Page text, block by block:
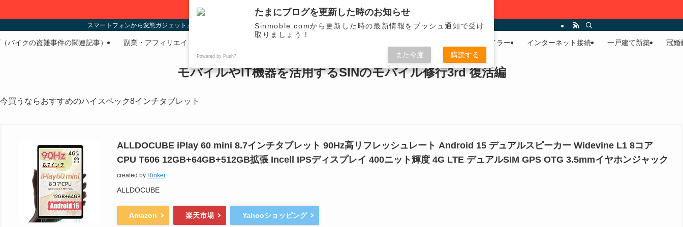
サイトデザインをリニューアルしました。
スマートフォンから変態ガジェットまであらゆるモバイル端末を取り扱います。
モバイルやIT機器を活用するSINのモバイル修行3rd 復活編
バイクの盗難事件の関連記事） 副業・アフィリエイト ミニマリストモバイラー インターネット接続 一戸建て新築 冠婚
今買うならおすすめのハイスペック8インチタブレット
ALLDOCUBE iPlay 60 mini 8.7インチタブレット 90Hz高リフレッシュレート Android 15 デュアルスピーカー Widevine L1 8コア
CPU T606 12GB+64GB+512GB拡張 Incell IPSディスプレイ 400ニット輝度 4G LTE デュアルSIM GPS OTG 3.5mmイヤホンジャック
created by Rinker
ALLDOCUBE
Amazon 楽天市場 Yahooショッピング
たまにブログを更新した時のお知らせ
Sinmoble.comから更新した時の最新情報をプッシュ通知で受け
取りましょう！
Powered by Push7 また今度 購読する